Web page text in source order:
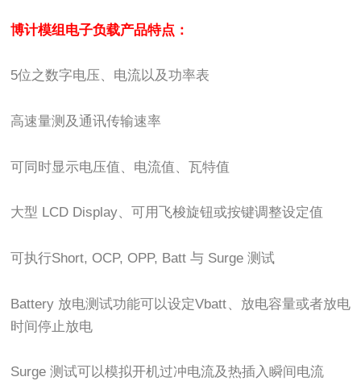
博计模组电子负载产品特点：
5位之数字电压、电流以及功率表
高速量测及通讯传输速率
可同时显示电压值、电流值、瓦特值
大型 LCD Display、可用飞梭旋钮或按键调整设定值
可执行Short, OCP, OPP, Batt 与 Surge 测试
Battery 放电测试功能可以设定Vbatt、放电容量或者放电
时间停止放电
Surge 测试可以模拟开机过冲电流及热插入瞬间电流